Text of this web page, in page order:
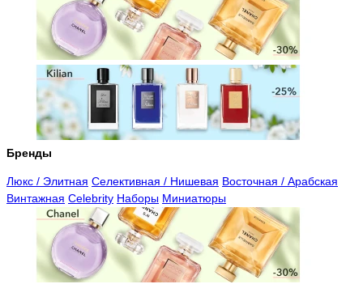
Бренды
Люкс / Элитная Селективная / Нишевая Восточная / Арабская
Винтажная Celebrity Наборы Миниатюры